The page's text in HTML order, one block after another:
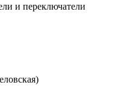
и переключатели